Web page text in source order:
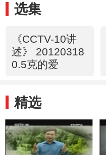
选集
《CCTV-10讲
述》 20120318
0.5克的爱
精选